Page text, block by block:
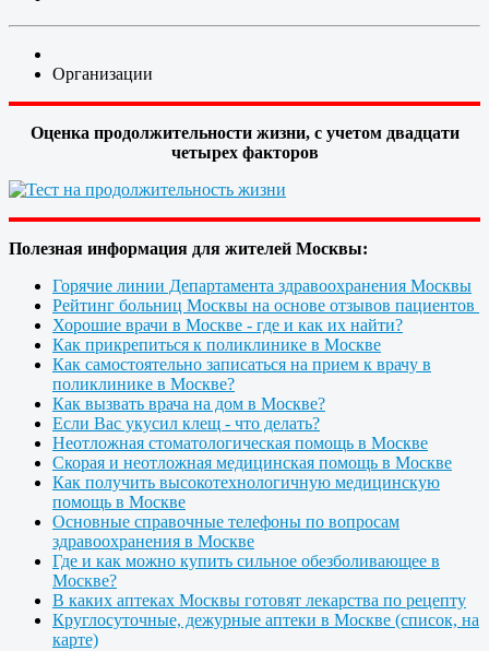
Организации
Оценка продолжительности жизни, с учетом двадцати
четырех факторов
Полезная информация для жителей Москвы:
Горячие линии Департамента здравоохранения Москвы
Рейтинг больниц Москвы на основе отзывов пациентов
Хорошие врачи в Москве - где и как их найти?
Как прикрепиться к поликлинике в Москве
Как самостоятельно записаться на прием к врачу в
поликлинике в Москве?
Как вызвать врача на дом в Москве?
Если Вас укусил клещ - что делать?
Неотложная стоматологическая помощь в Москве
Скорая и неотложная медицинская помощь в Москве
Как получить высокотехнологичную медицинскую
помощь в Москве
Основные справочные телефоны по вопросам
здравоохранения в Москве
Где и как можно купить сильное обезболивающее в
Москве?
В каких аптеках Москвы готовят лекарства по рецепту
Круглосуточные, дежурные аптеки в Москве (список, на
карте)